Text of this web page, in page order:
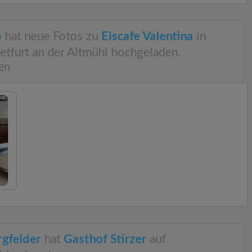
hat neue Fotos zu Eiscafe Valentina in
an der Altmühl hochgeladen.
hat Gasthof Stirzer auf